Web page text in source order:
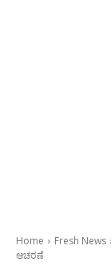
Home Fresh News
ಆಚರಣೆ